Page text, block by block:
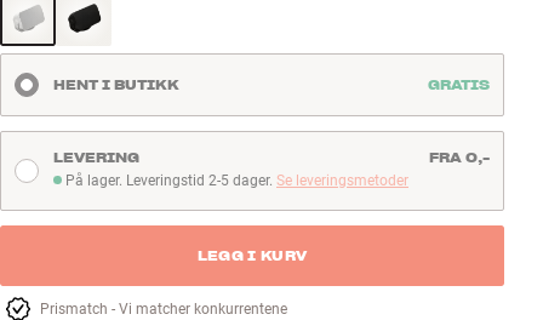
Kundeservice
Logg inn
Bygg med lydHENT I BUTIKK GRATIS
På lager. Leveringstid 2-5 dager
På lager. Leveringstid 2-5 dager. Se leveringsmetoder
LEVERING FRA 0,-
LEGG I KURV
Prismatch - Vi matcher konkurrentene